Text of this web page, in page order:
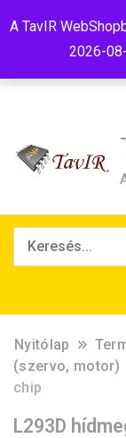
A TavIR
2026-
Nyitólap
(szervo, motor)
chip
L293D